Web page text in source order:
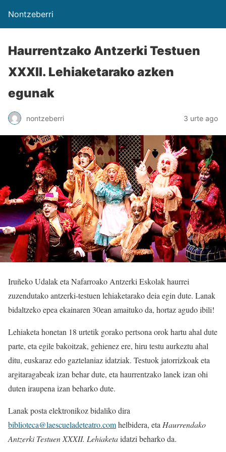
Nontzeberri
Haurrentzako Antzerki Testuen
XXXII. Lehiaketarako azken
egunak
nontzeberri 3 urte ago
Iruñeko Udalak eta Nafarroako Antzerki Eskolak haurrei
zuzendutako antzerki-testuen lehiaketarako deia egin dute. Lanak
bidaltzeko epea ekainaren 30ean amaituko da, hortaz agudo ibili!
Lehiaketa honetan 18 urtetik gorako pertsona orok hartu ahal dute
parte, eta egile bakoitzak, gehienez ere, hiru testu aurkeztu ahal
ditu, euskaraz edo gaztelaniaz idatziak. Testuok jatorrizkoak eta
argitaragabeak izan behar dute, eta haurrentzako lanek izan ohi
duten iraupena izan beharko dute.
Lanak posta elektronikoz bidaliko dira
biblioteca@laescueladeteatro.comhelbidera, etaHaurrendako
Antzerki Testuen XXXII. Lehiaketaidatzi beharko da.